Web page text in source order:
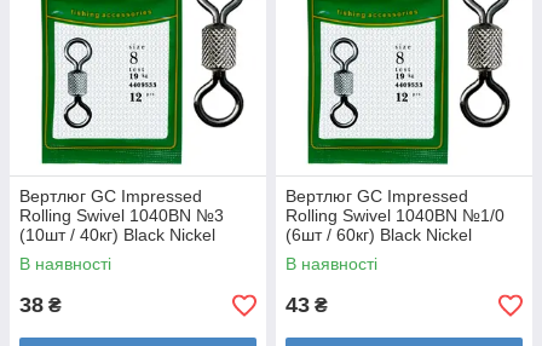
Вертлюг GC Impressed
Rolling Swivel 1040BN №3
(10шт / 40кг) Black Nickel
В наявності
38 ₴
Вертлюг GC Impressed
Rolling Swivel 1040BN №1/0
(6шт / 60кг) Black Nickel
В наявності
43 ₴